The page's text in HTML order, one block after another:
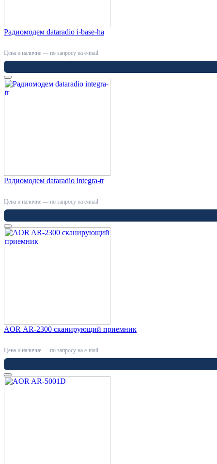
Радиомодем dataradio i-base-ha
Цена и наличие — по запросу на e-mail
Радиомодем dataradio integra-tr
Цена и наличие — по запросу на e-mail
AOR AR-2300 сканирующий приемник
Цена и наличие — по запросу на e-mail